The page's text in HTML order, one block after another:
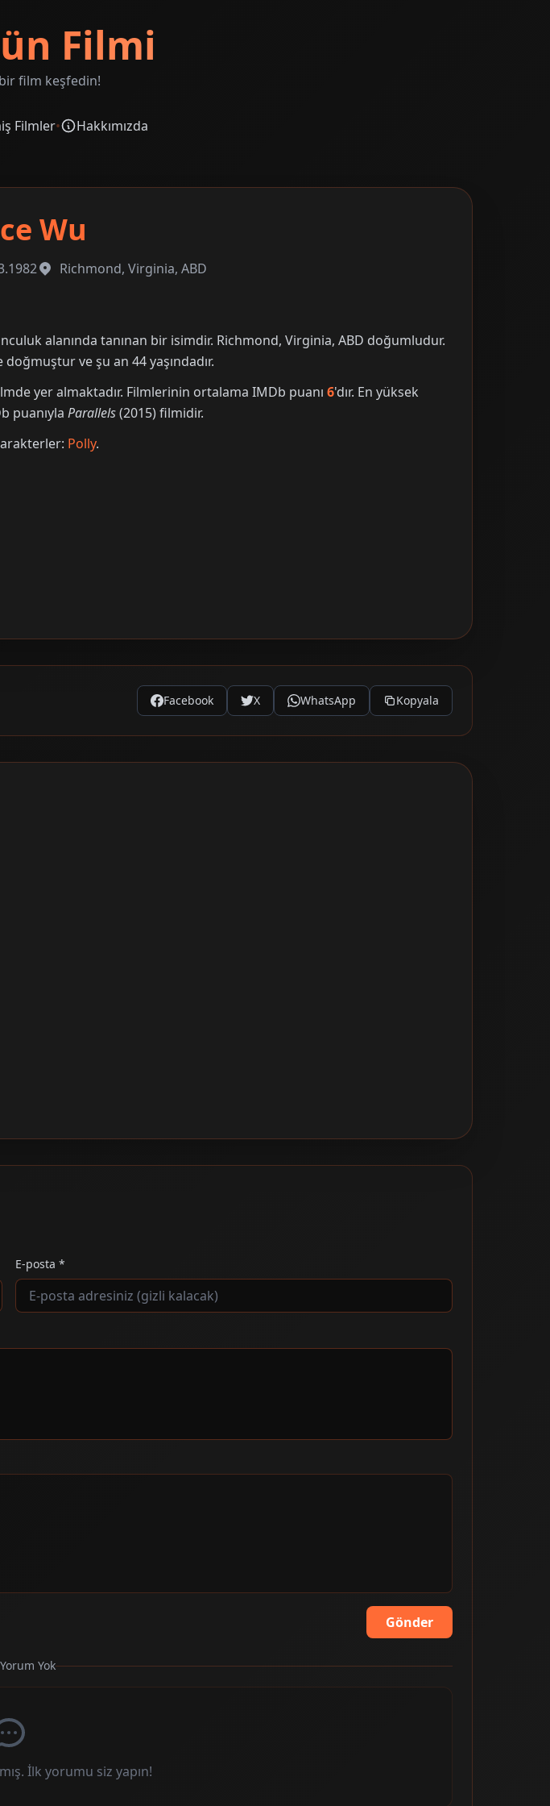
Filmi
film keşfedin!
Filmler• Hakkımızda
Wu
Richmond, Virginia, ABD
alanında tanınan bir isimdir. Richmond, Virginia, ABD doğumludur.
ve şu an 44 yaşındadır.
yer almaktadır. Filmlerinin ortalama IMDb puanı6'dır. En yüksek
puanıylaParallels(2015) filmidir.
Polly.
Facebook X WhatsApp Kopyala
E-posta *
Gönder
Yok
İlk yorumu siz yapın!